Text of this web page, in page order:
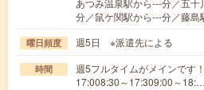
あつみ温泉駅から---分／五
分／鼠ケ関駅から---分／藤島
曜日頻度 週5日 ※派遣先による
時間
週5フルタイムがメインです
17:008:30～17:309:00～18:…